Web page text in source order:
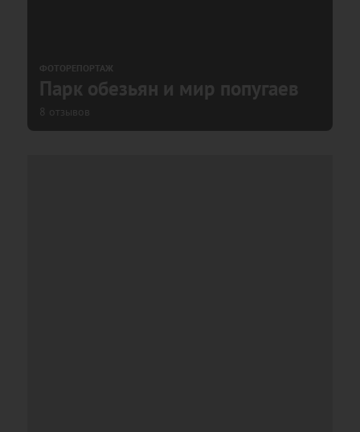
ФОТОРЕПОРТАЖ
Парк обезьян и мир попугаев
8 отзывов